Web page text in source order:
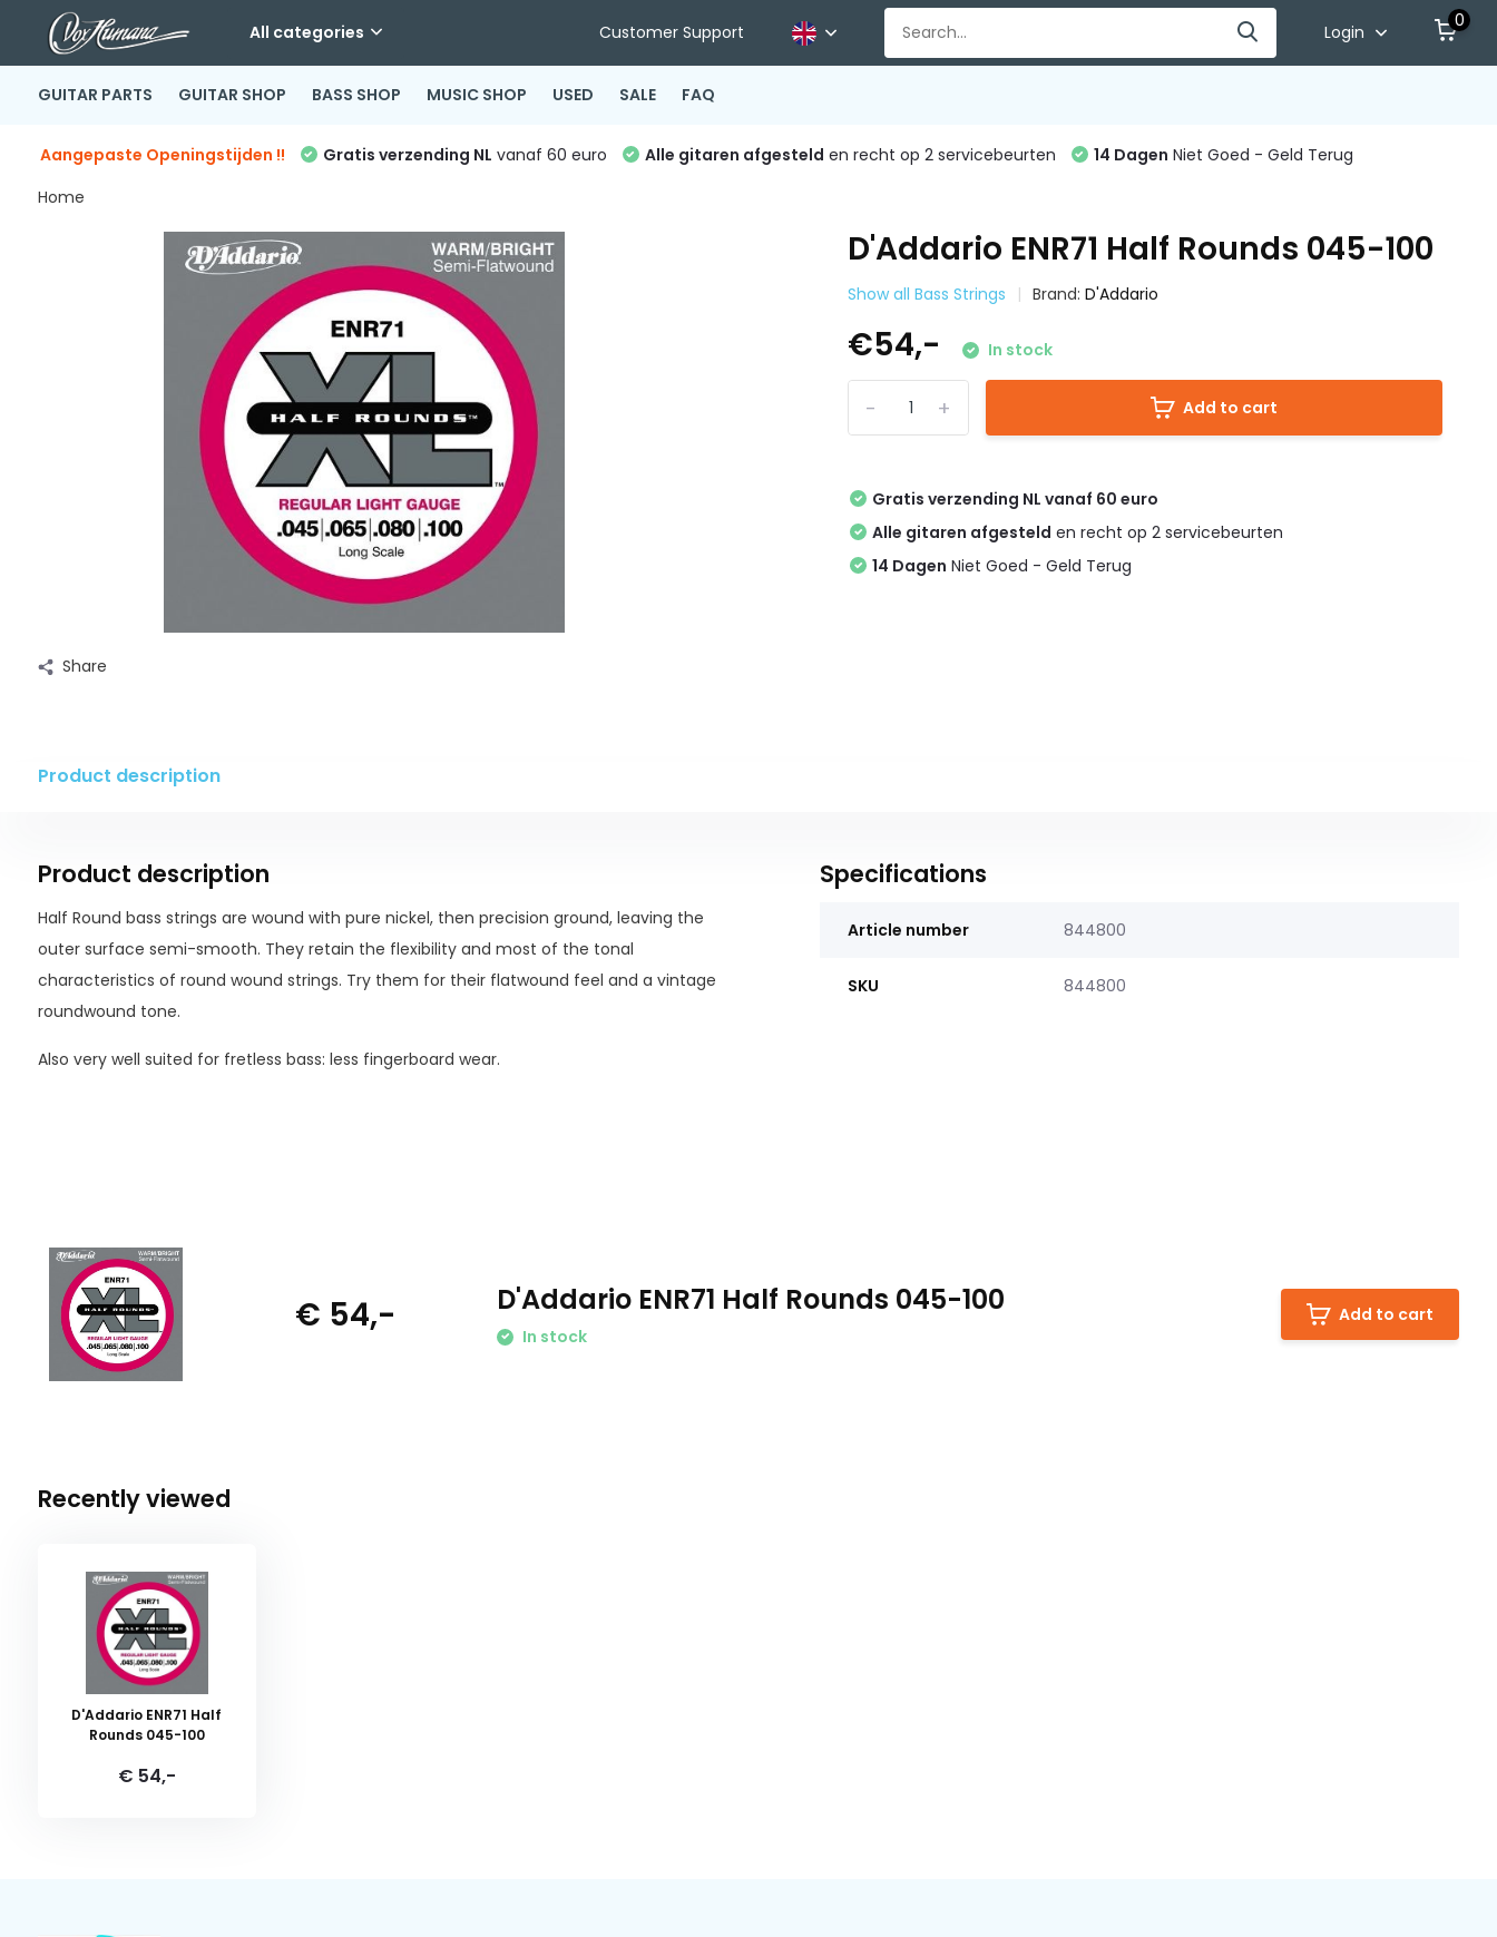
All categories Customer Support Login
0
GUITAR PARTS GUITAR SHOP BASS SHOP MUSIC SHOP USED SALE FAQ
Aangepaste Openingstijden !! Gratis verzending NL vanaf 60 euro Alle gitaren afgesteld en recht op 2 servicebeurten 14 Dagen Niet Goed - Geld Terug
Home
Share
D'Addario ENR71 Half Rounds 045-100
Show all Bass Strings Brand:D'Addario
€54,- In stock
+
- Add to cart
Gratis verzending NL vanaf 60 euro
Alle gitaren afgesteld en recht op 2 servicebeurten
14 Dagen Niet Goed - Geld Terug
Product description
Product description
Half Round bass strings are wound with pure nickel, then precision ground, leaving the
outer surface semi-smooth. They retain the flexibility and most of the tonal
characteristics of round wound strings. Try them for their flatwound feel and a vintage
roundwound tone.
Also very well suited for fretless bass: less fingerboard wear.
Specifications
Article number 844800
SKU 844800
€ 54,- D'Addario ENR71 Half Rounds 045-100
In stock
Add to cart
Recently viewed
D'Addario ENR71 Half
Rounds 045-100
€ 54,-